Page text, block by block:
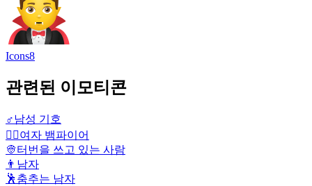
Icons8
관련된 이모티콘
♂️남성 기호
🧛‍♀️여자 뱀파이어
👳터번을 쓰고 있는 사람
👨 남자
🕺 춤추는 남자